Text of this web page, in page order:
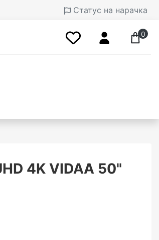
Статус на нарачка
0
4K VIDAA 50"